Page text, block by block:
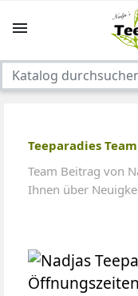

Teeparadies Team
Team Beitrag von
Ihnen über